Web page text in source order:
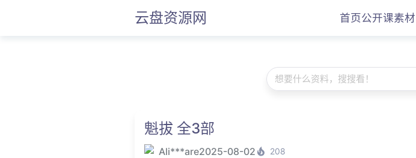
云盘资源网 首页公开课素材
想要什么资料，搜搜看！
魁拔 全3部
Ali***are2025-08-02 208